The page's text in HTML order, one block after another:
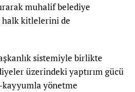
muhalif belediye
halk kitlelerini de
sistemiyle birlikte
üzerindeki yaptırım gücü
kayyumla yönetme